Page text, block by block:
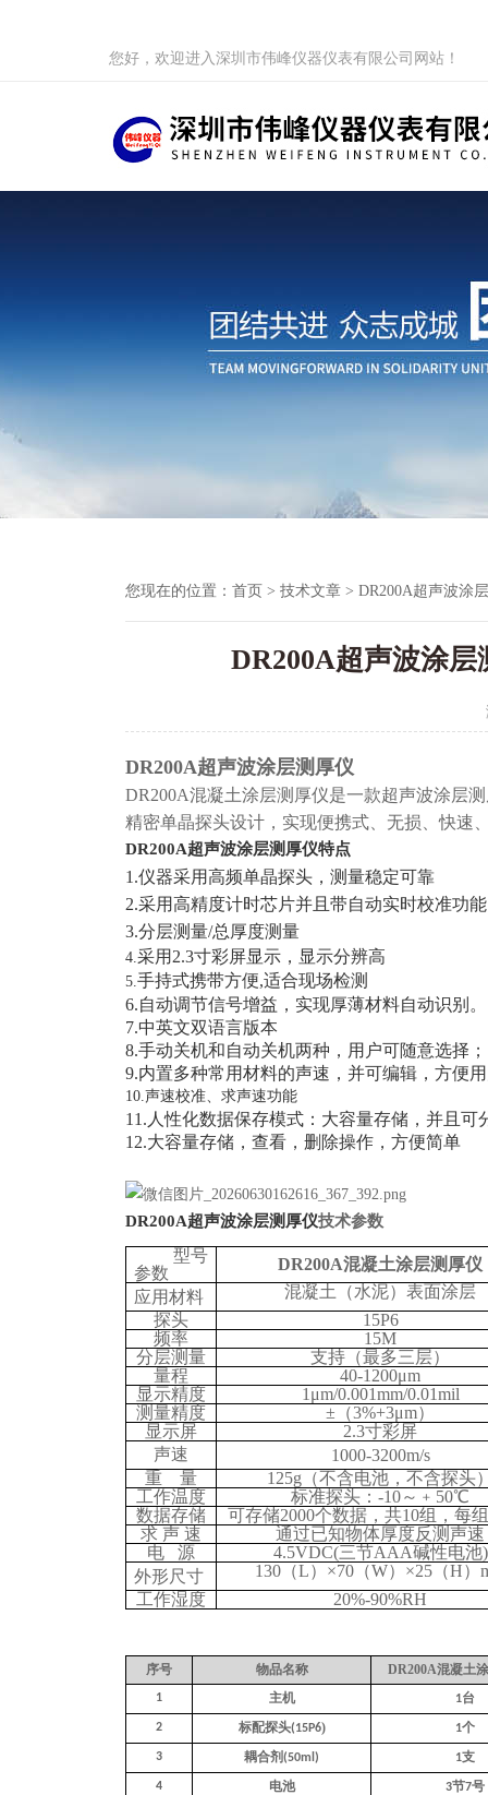
您好，欢迎进入深圳市伟峰仪器仪表有限公司网站！
您现在的位置： 首页 > 技术文章 > DR200A超声波涂
DR200A超声波涂
DR200A超声波涂层测厚仪
DR200A混凝土涂层测厚仪是一款超声波涂层
精密单晶探头设计，实现便携式、无损、快速
DR200A超声波涂层测厚仪特点
1.仪器采用高频单晶探头，测量稳定可靠
2.采用高精度计时芯片并且带自动实时校准功
3.分层测量/总厚度测量
4.采用2.3寸彩屏显示，显示分辨高
5.手持式携带方便,适合现场检测
6.自动调节信号增益，实现厚薄材料自动识别
7.中英文双语言版本
8.手动关机和自动关机两种，用户可随意选择；
9.内置多种常用材料的声速，并可编辑，方便
10.声速校准、求声速功能
11.人性化数据保存模式：大容量存储，并且
12.大容量存储，查看，删除操作，方便简单
DR200A超声波涂层测厚仪技术参数
型号
参数
DR200A混凝土涂层测厚仪
应用材料
混凝土（水泥）表面涂层
探头
15P6
频率
15M
分层测量
支持（最多三层）
量程
40-1200μm
显示精度
1μm/0.001mm/0.01mil
测量精度
±（3%+3μm）
显示屏
2.3寸彩屏
声速
1000-3200m/s
重 量
125g（不含电池，不含探头
工作温度
标准探头：-10～﹢50℃
数据存储
可存储2000个数据，共10组，每
求 声 速
通过已知物体厚度反测声速
电 源
4.5VDC(三节AAA碱性电池)
外形尺寸
130（L）×70（W）×25（H）
工作湿度
20%-90%RH
序号 物品名称 DR200A混凝土
1 主机 1台
2 标配探头(15P6) 1个
3 耦合剂(50ml) 1支
4 电池 3节7号